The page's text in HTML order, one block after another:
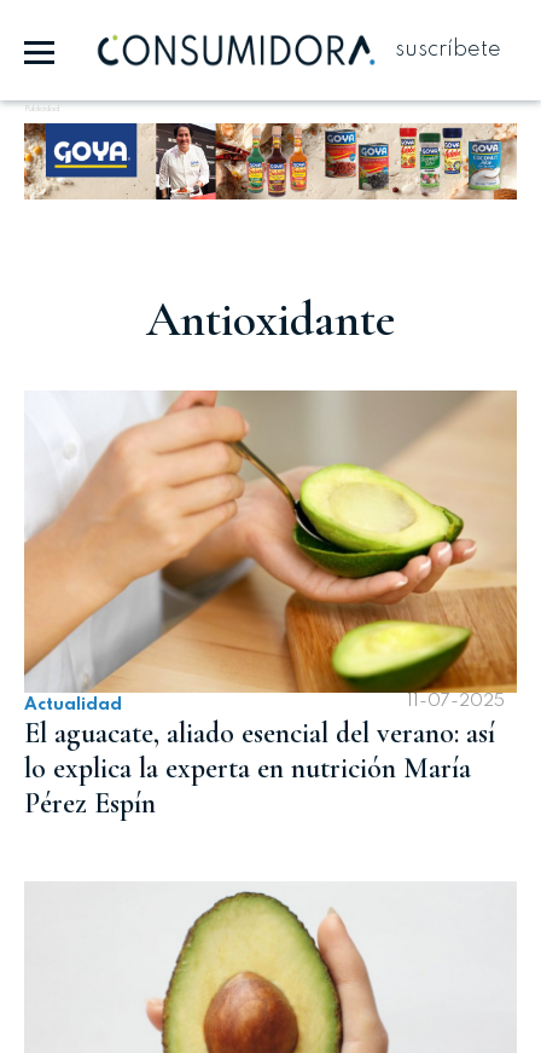
suscríbete
Publicidad
Antioxidante
Actualidad 11-07-2025
El aguacate, aliado esencial del verano: así
lo explica la experta en nutrición María
Pérez Espín